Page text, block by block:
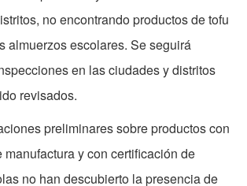
no encontrando productos de tofu
almuerzos escolares. Se seguirá
en las ciudades y distritos
revisados.
preliminares sobre productos con
y con certificación de
no han descubierto la presencia de